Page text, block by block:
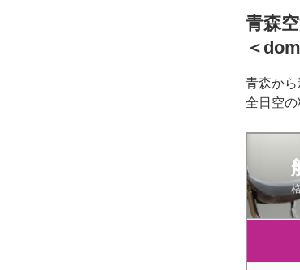
青森
＜
青森か
全日空